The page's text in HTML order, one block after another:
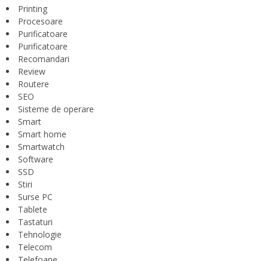
Printing
Procesoare
Purificatoare
Purificatoare
Recomandari
Review
Routere
SEO
Sisteme de operare
Smart
Smart home
Smartwatch
Software
SSD
Stiri
Surse PC
Tablete
Tastaturi
Tehnologie
Telecom